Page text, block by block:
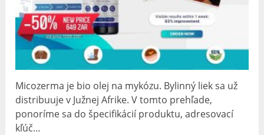
Micozerma je bio olej na mykózu. Bylinný liek sa už
distribuuje v Južnej Afrike. V tomto prehľade,
ponoríme sa do špecifikácií produktu, adresovací
kľúč…